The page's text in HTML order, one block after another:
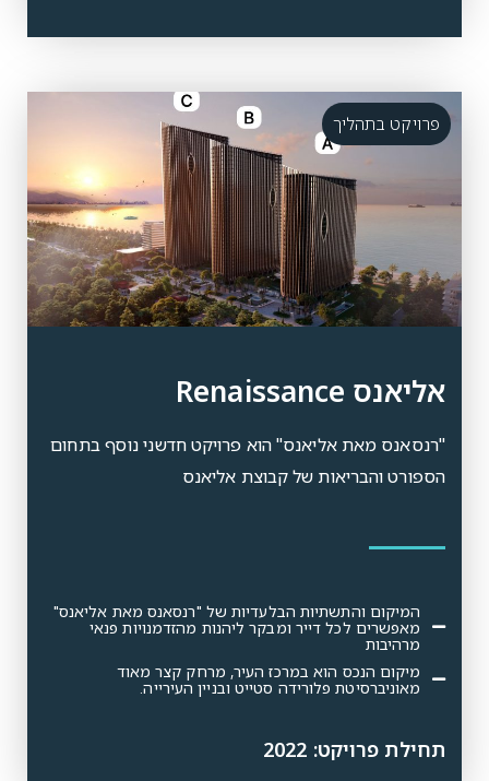
פרויקט בתהליך
אליאנס Renaissance
"רנסאנס מאת אליאנס" הוא פרויקט חדשני נוסף בתחום
הספורט והבריאות של קבוצת אליאנס
המיקום והתשתיות הבלעדיות של "רנסאנס מאת אליאנס"
מאפשרים לכל דייר ומבקר ליהנות מהזדמנויות פנאי
מרהיבות
מיקום הנכס הוא במרכז העיר, מרחק קצר מאוד
מאוניברסיטת פלורידה סטייט ובניין העירייה.
תחילת פרויקט: 2022